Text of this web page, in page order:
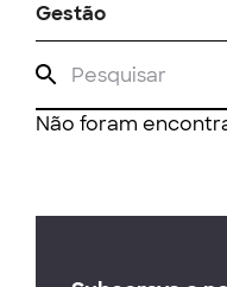
Gestão
Não foram